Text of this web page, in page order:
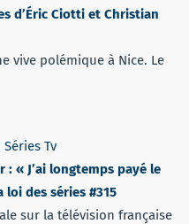
d’Éric Ciotti et Christian
vive polémique à Nice. Le
Séries Tv
: « J’ai longtemps payé le
des séries #315
sur la télévision française